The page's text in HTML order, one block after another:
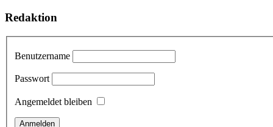
Redaktion
Benutzername
Passwort
Angemeldet bleiben